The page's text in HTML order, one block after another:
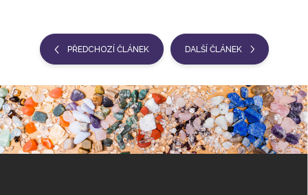
PŘEDCHOZÍ ČLÁNEK DALŠÍ ČLÁNEK